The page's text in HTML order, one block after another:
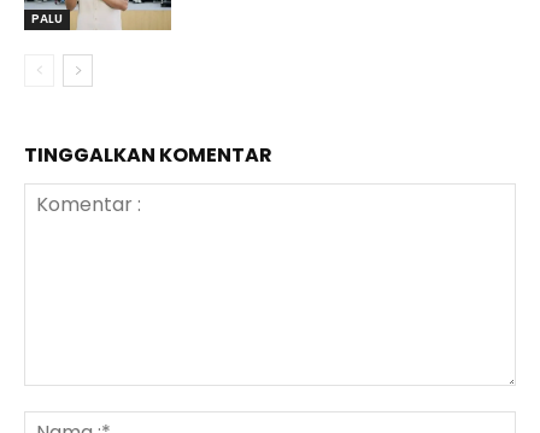
PALU
TINGGALKAN KOMENTAR